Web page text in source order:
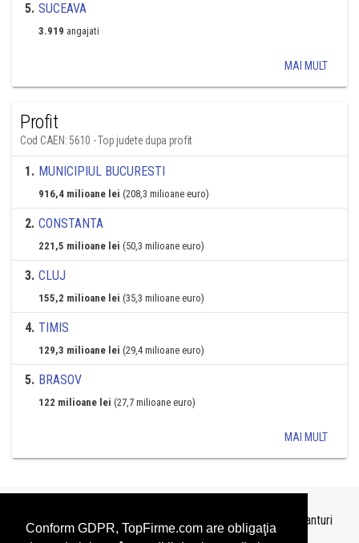
Conform GDPR, TopFirme.com are obligaţia
5. SUCEAVA
3.919 angajati
MAI MULT
Profit
Cod CAEN: 5610 - Top judete dupa profit
1. MUNICIPIUL BUCURESTI
916,4 milioane lei (208,3 milioane euro)
2. CONSTANTA
221,5 milioane lei (50,3 milioane euro)
3. CLUJ
155,2 milioane lei (35,3 milioane euro)
4. TIMIS
129,3 milioane lei (29,4 milioane euro)
5. BRASOV
122 milioane lei (27,7 milioane euro)
MAI MULT
Topurile sunt realizate deTopFirme
pe baza ultimelor bilanturi
depuse si au scop informativ.